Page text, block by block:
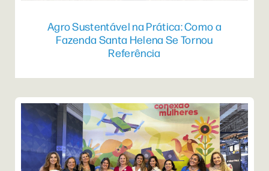
Agro Sustentável na Prática: Como a
Fazenda Santa Helena Se Tornou
Referência